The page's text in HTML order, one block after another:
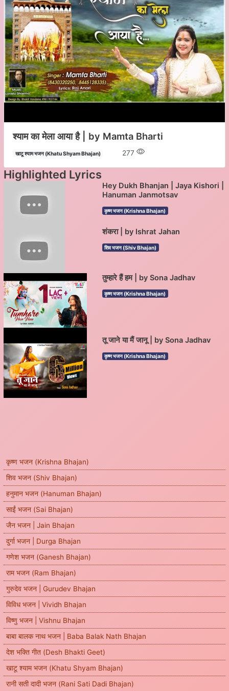
कृष्ण भजन (Krishna Bhajan)
शिव भजन (Shiv Bhajan)
हनुमान भजन (Hanuman Bhajan)
साईं भजन (Sai Bhajan)
जैन भजन | Jain Bhajan
दुर्गा भजन | Durga Bhajan
गणेश भजन (Ganesh Bhajan)
राम भजन (Ram Bhajan)
गुरुदेव भजन | Gurudev Bhajan
विविध भजन | Vividh Bhajan
विष्णु भजन | Vishnu Bhajan
बाबा बालक नाथ भजन | Baba Balak Nath Bhajan
देश भक्ति गीत (Desh Bhakti Geet)
खाटू श्याम भजन (Khatu Shyam Bhajan)
रानी सती दादी भजन (Rani Sati Dadi Bhajan)
श्याम का मेला आया है | by Mamta Bharti
खाटू श्याम भजन (Khatu Shyam Bhajan) 277
Highlighted Lyrics
Hey Dukh Bhanjan | Jaya Kishori |
Hanuman Janmotsav
कृष्ण भजन (Krishna Bhajan)
शंकरा | by Ishrat Jahan
शिव भजन (Shiv Bhajan)
तुम्हारे हैं हम | by Sona Jadhav
कृष्ण भजन (Krishna Bhajan)
तू जाने या मैं जानू | by Sona Jadhav
कृष्ण भजन (Krishna Bhajan)